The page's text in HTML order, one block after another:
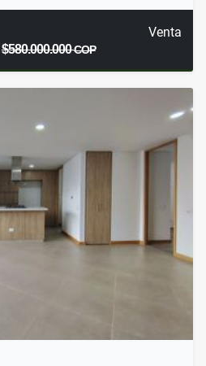
Venta
$580.000.000COP